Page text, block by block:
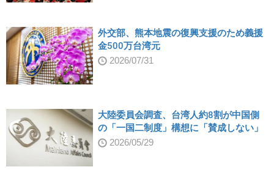
外交部、熊本地震の復興支援のため義援
金500万台湾元
2026/07/31
大陸委員会調査、台湾人約8割が中国側
の「一国二制度」構想に「賛成しない」
2026/05/29